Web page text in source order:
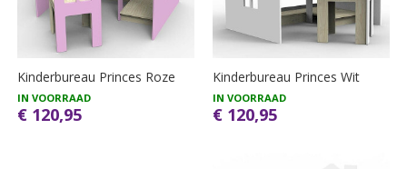
Kinderbureau Princes Roze
IN VOORRAAD
€ 120,95
Kinderbureau Princes Wit
IN VOORRAAD
€ 120,95